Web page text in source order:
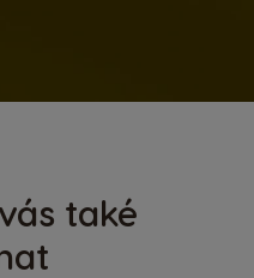
také